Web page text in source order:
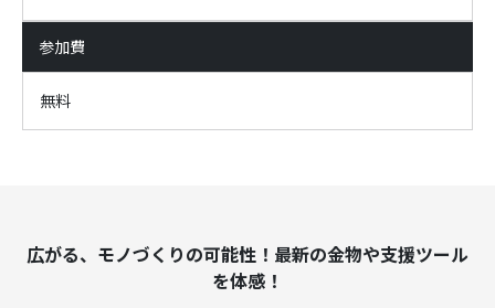
参加費
無料
広がる、モノづくりの可能性！最新の金物や支援ツール
を体感！